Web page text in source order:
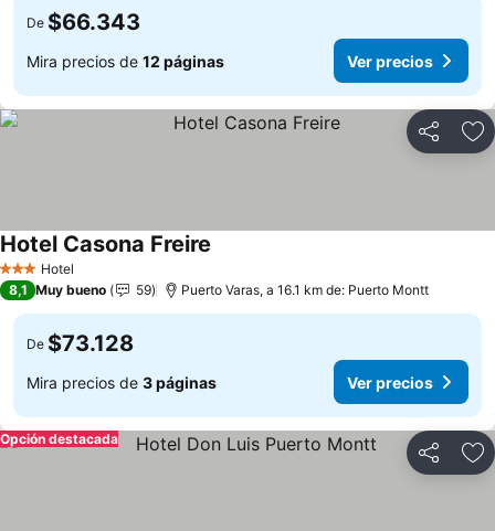
De $66.343
Mira precios de 12 páginas Ver precios
Compartir
3 Estrellas
Hotel
Hotel Casona Freire
8,1 Muy bueno 59 Puerto Varas, a 16.1 km de: Puerto Montt
De $73.128
Mira precios de 3 páginas Ver precios
Compartir
Opción destacada